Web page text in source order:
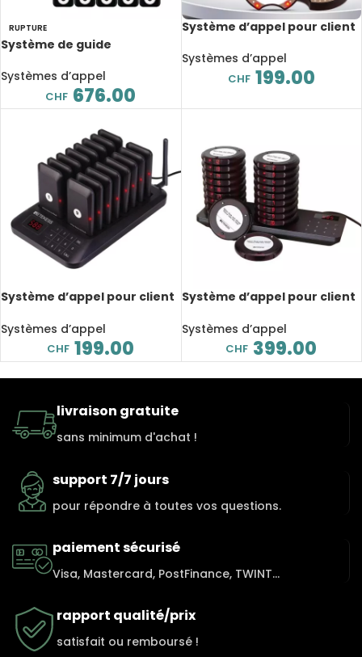
RUPTURE
Système de guide
émetteur, 15 récepteurs, 99
Systèmes d’appel
CHF 676.00
Système d’appel pour client
Coasters, 10 pièces
Systèmes d’appel
CHF 199.00
Système d’appel pour client
Coasters, 16 pièces
Systèmes d’appel
CHF 199.00
Système d’appel pour client
Coasters, 20 pièces
Systèmes d’appel
CHF 399.00
livraison gratuite
sans minimum d'achat !
support 7/7 jours
pour répondre à toutes vos questions.
paiement sécurisé
Visa, Mastercard, PostFinance, TWINT...
rapport qualité/prix
satisfait ou remboursé !